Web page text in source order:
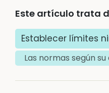
Este artículo trata
Establecer límites
Las normas según su